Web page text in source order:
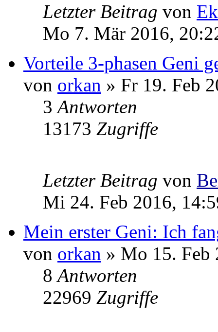
Letzter Beitrag von
Mo 7. Mär 2016,
Vorteile 3-phasen Geni
von orkan » Fr 19. Feb
3Antworten
13173 Zugriffe
Letzter Beitrag von
Mi 24. Feb 2016,
Mein erster Geni: Ich
von orkan » Mo 15. Feb
8Antworten
22969 Zugriffe